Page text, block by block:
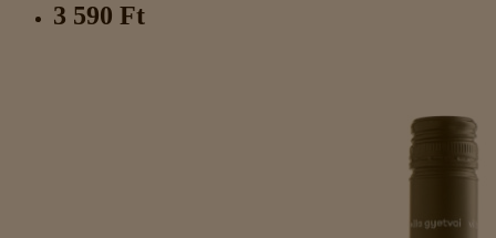
3 590 Ft